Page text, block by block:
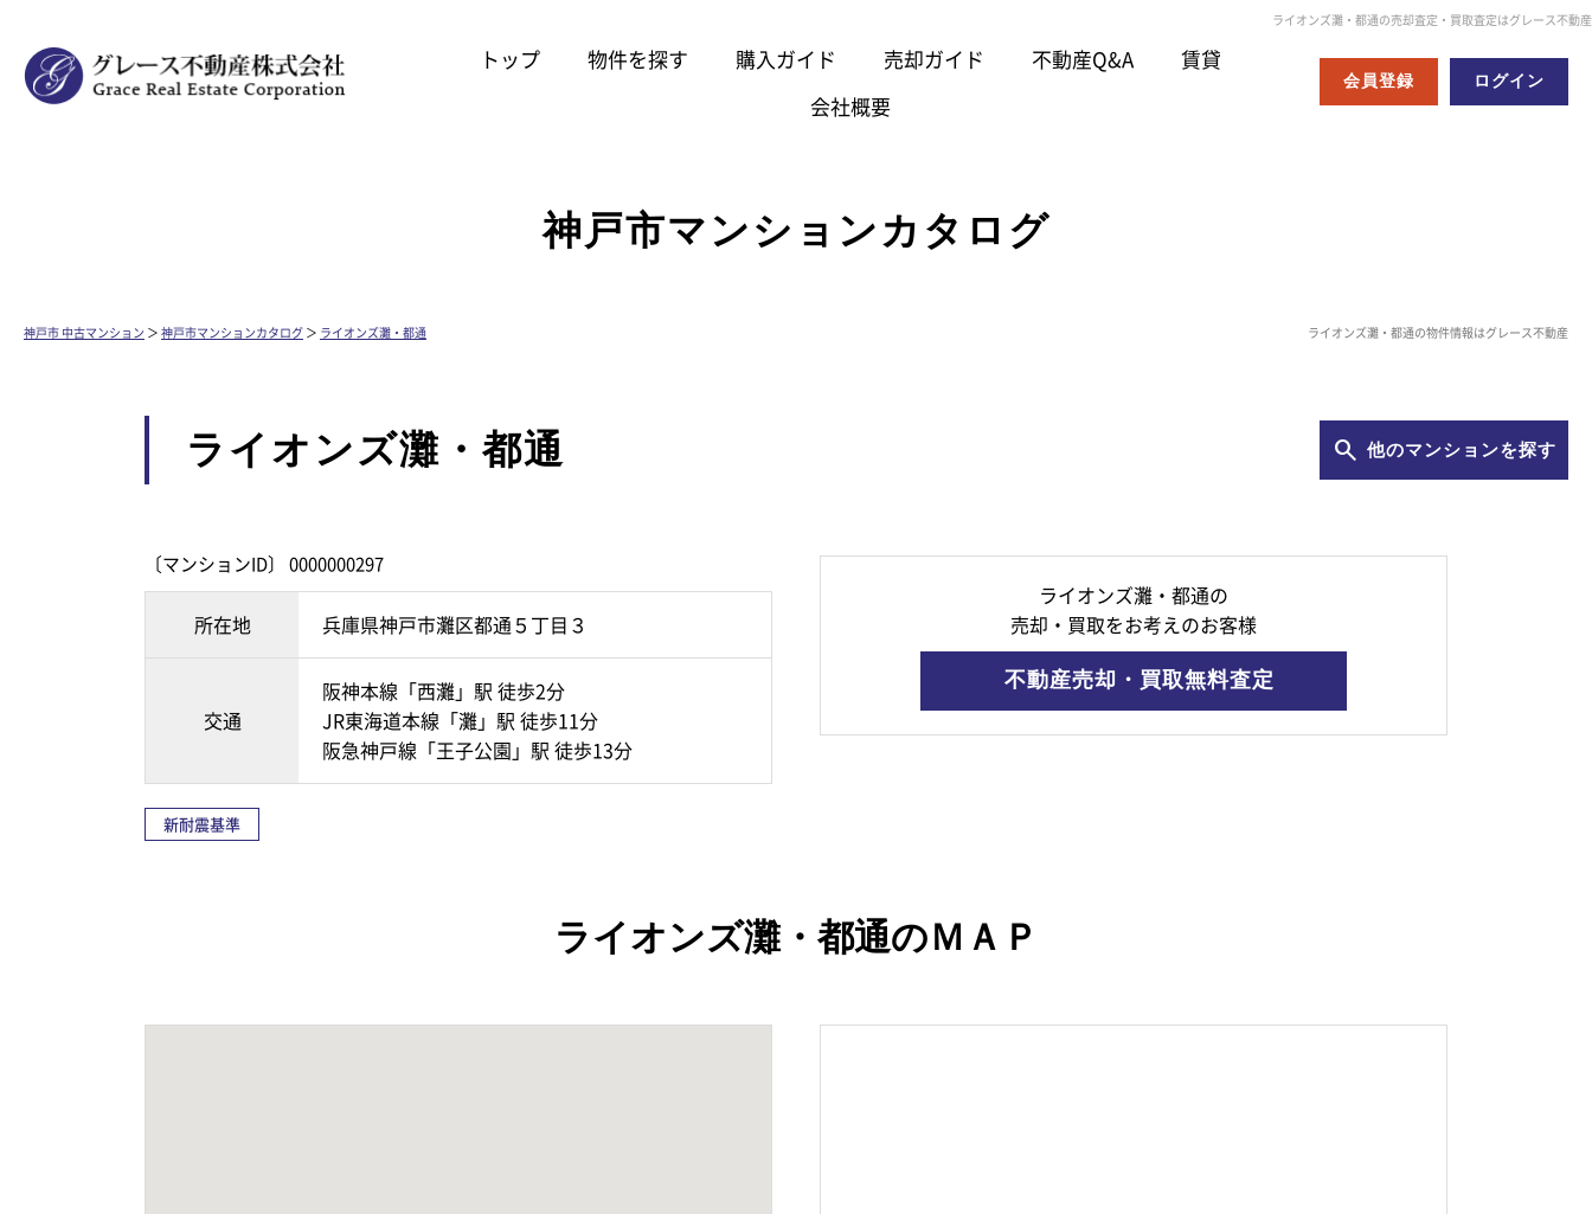
ライオンズ灘・都通の売却査定・買取査定はグレース不動産
トップ 物件を探す 購入ガイド 売却ガイド 不動産Q&A
賃貸
会社概要
会員登録 ログイン
神戸市マンションカタログ
神戸市 中古マンション ＞ 神戸市マンションカタログ ＞ ライオンズ灘・都通 ライオンズ灘・都通の物件情報はグレース不動産
ライオンズ灘・都通 他のマンションを探す
〔マンションID〕 0000000297
所在地 兵庫県神戸市灘区都通５丁目３
交通
阪神本線「西灘」駅 徒歩2分
JR東海道本線「灘」駅 徒歩11分
阪急神戸線「王子公園」駅 徒歩13分
新耐震基準
ライオンズ灘・都通の
売却・買取をお考えのお客様
不動産売却・買取無料査定
ライオンズ灘・都通のＭＡＰ